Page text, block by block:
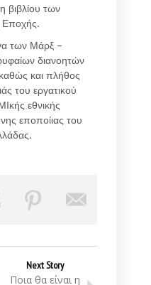
βιβλίου των
Εποχής.
των Μάρξ –
διανοητών
και πλήθος
του εργατικού
εθνικής
εποποίιας του
Next Story
Ποια θα είναι η